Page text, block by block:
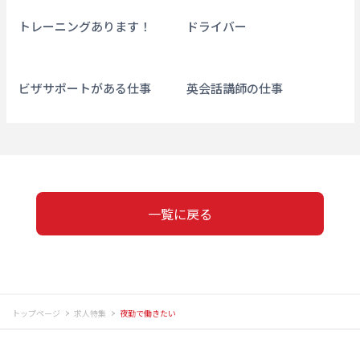
トレーニングあります！ ドライバー
ビザサポートがある仕事 英会話講師の仕事
一覧に戻る
トップページ 求人特集 夜勤で働きたい